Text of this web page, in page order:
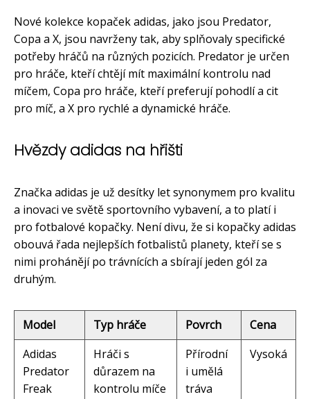
Nové kolekce kopaček adidas, jako jsou Predator,
Copa a X, jsou navrženy tak, aby splňovaly specifické
potřeby hráčů na různých pozicích. Predator je určen
pro hráče, kteří chtějí mít maximální kontrolu nad
míčem, Copa pro hráče, kteří preferují pohodlí a cit
pro míč, a X pro rychlé a dynamické hráče.
Hvězdy adidas na hřišti
Značka adidas je už desítky let synonymem pro kvalitu
a inovaci ve světě sportovního vybavení, a to platí i
pro fotbalové kopačky. Není divu, že si kopačky adidas
obouvá řada nejlepších fotbalistů planety, kteří se s
nimi prohánějí po trávnících a sbírají jeden gól za
druhým.
Model Typ hráče Povrch
Cena
Adidas
Predator
Freak
Hráči s
důrazem na
kontrolu míče
Přírodní
i umělá
tráva
Vysoká